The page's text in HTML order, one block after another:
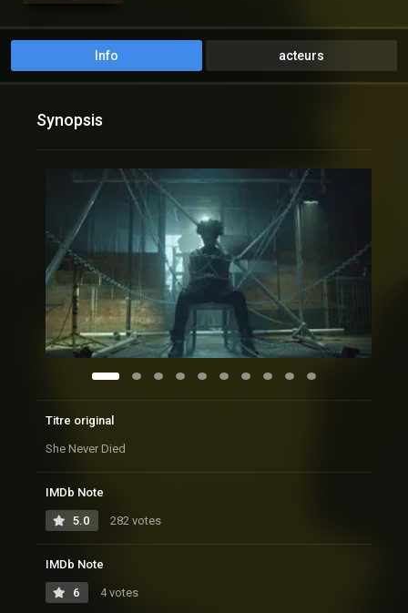
Info acteurs
Synopsis
Titre original
She Never Died
IMDb Note
5.0 282 votes
IMDb Note
6 4 votes